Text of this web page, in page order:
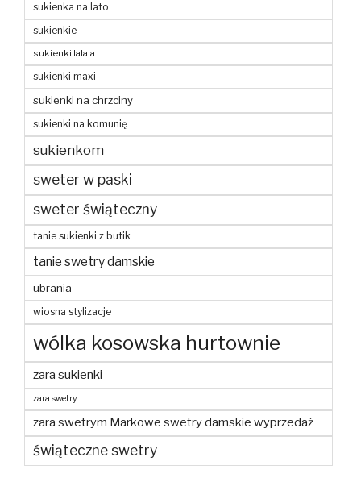
sukienka na lato
sukienkie
sukienki lalala
sukienki maxi
sukienki na chrzciny
sukienki na komunię
sukienkom
sweter w paski
sweter świąteczny
tanie sukienki z butik
tanie swetry damskie
ubrania
wiosna stylizacje
wólka kosowska hurtownie
zara sukienki
zara swetry
zara swetrym Markowe swetry damskie wyprzedaż
świąteczne swetry